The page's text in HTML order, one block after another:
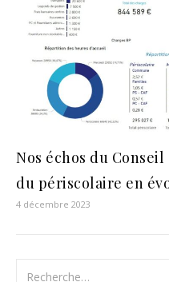
Nos échos du Conseil
du périscolaire en
4 décembre 2023